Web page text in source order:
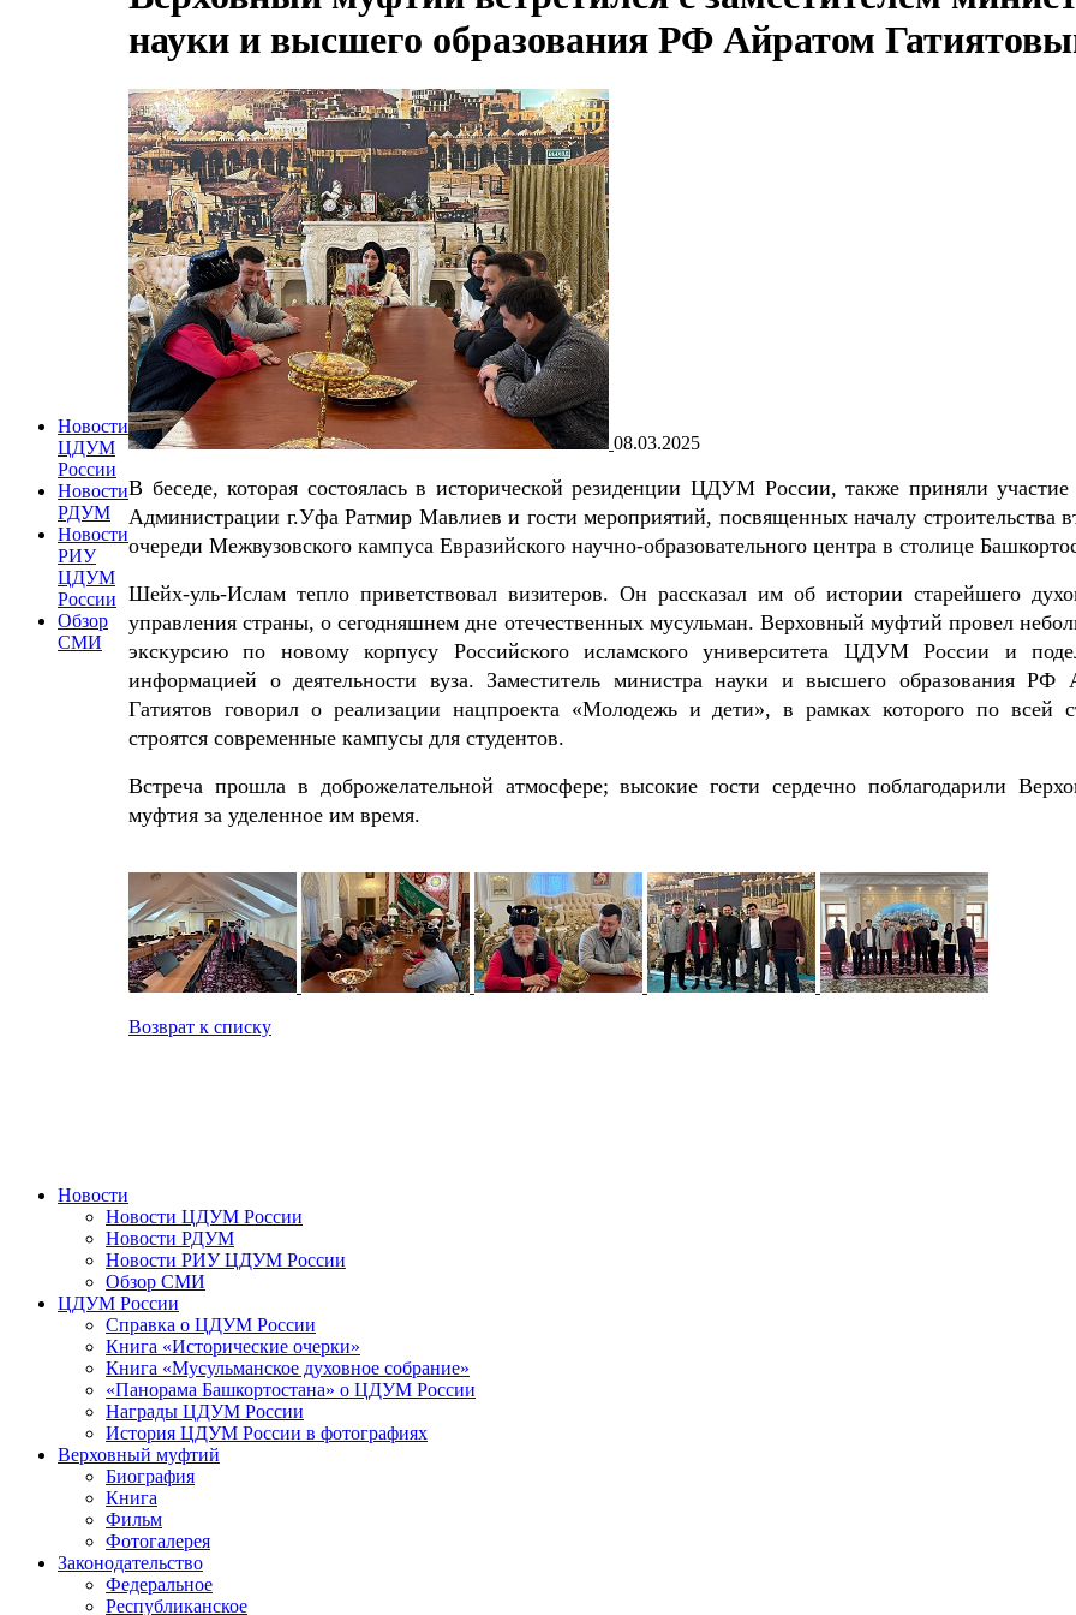
Новости
ЦДУМ
России
Новости
РДУМ
Новости
РИУ
ЦДУМ
России
Обзор
СМИ
науки и высшего образования РФ Айратом
08.03.2025
В беседе, которая состоялась в исторической резиденции ЦДУМ России, также приняли участие
Администрации г.Уфа Ратмир Мавлиев и гости мероприятий, посвященных началу строительства
очереди Межвузовского кампуса Евразийского научно-образовательного центра в столице
Шейх-уль-Ислам тепло приветствовал визитеров. Он рассказал им об истории старейшего
управления страны, о сегодняшнем дне отечественных мусульман. Верховный муфтий провел
экскурсию по новому корпусу Российского исламского университета ЦДУМ России и
информацией о деятельности вуза. Заместитель министра науки и высшего образования РФ
Гатиятов говорил о реализации нацпроекта «Молодежь и дети», в рамках которого по всей
строятся современные кампусы для студентов.
Встреча прошла в доброжелательной атмосфере; высокие гости сердечно поблагодарили
муфтия за уделенное им время.
Возврат к списку
Новости
Новости ЦДУМ России
Новости РДУМ
Новости РИУ ЦДУМ России
Обзор СМИ
ЦДУМ России
Справка о ЦДУМ России
Книга «Исторические очерки»
Книга «Мусульманское духовное собрание»
«Панорама Башкортостана» о ЦДУМ России
Награды ЦДУМ России
История ЦДУМ России в фотографиях
Верховный муфтий
Биография
Книга
Фильм
Фотогалерея
Законодательство
Федеральное
Республиканское